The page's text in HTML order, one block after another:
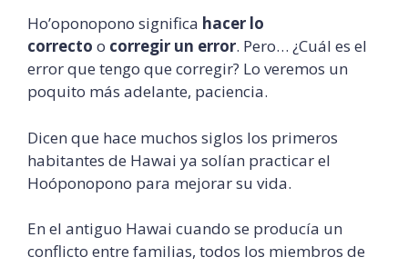
Ho’oponopono significa hacer lo
correcto o corregir un error. Pero… ¿Cuál es el
error que tengo que corregir? Lo veremos un
poquito más adelante, paciencia.
Dicen que hace muchos siglos los primeros
habitantes de Hawai ya solían practicar el
Hoóponopono para mejorar su vida.
En el antiguo Hawai cuando se producía un
conflicto entre familias, todos los miembros de